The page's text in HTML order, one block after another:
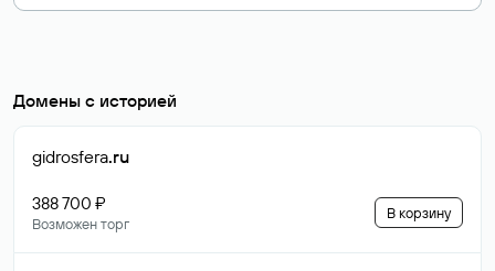
Домены с историей
gidrosfera.ru
388 700 ₽
Возможен торг
В корзину